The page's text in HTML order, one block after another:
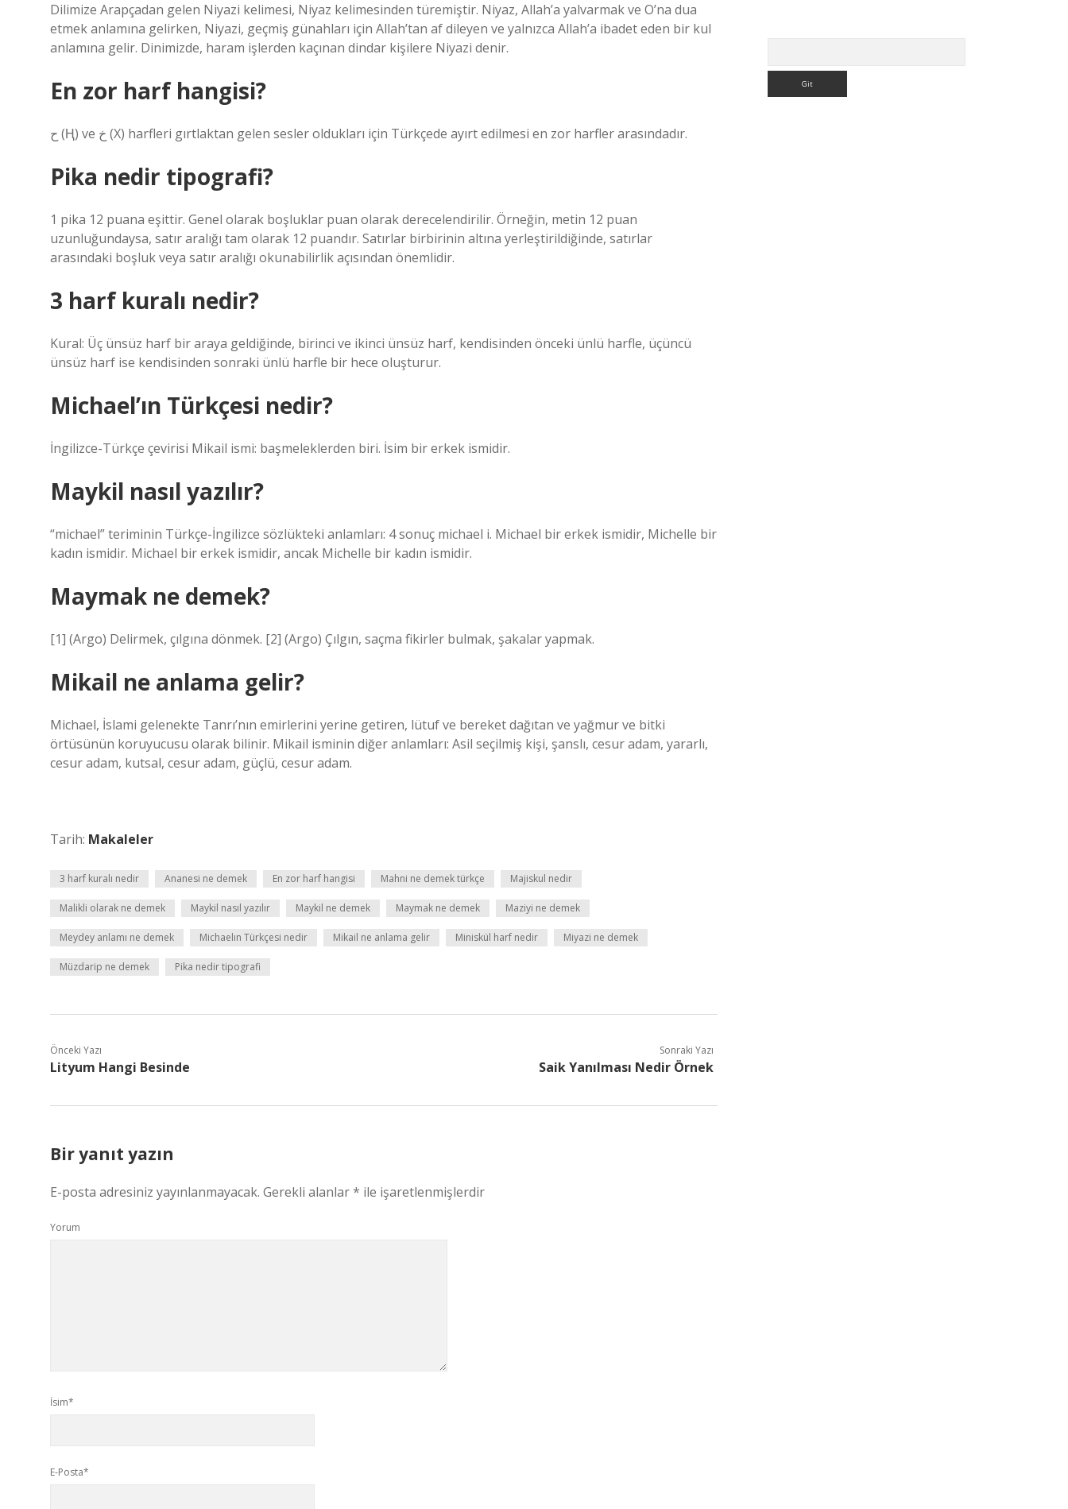
Dilimize Arapçadan gelen Niyazi kelimesi, Niyaz kelimesinden türemiştir. Niyaz, Allah’a yalvarmak ve O’na dua
etmek anlamına gelirken, Niyazi, geçmiş günahları için Allah’tan af dileyen ve yalnızca Allah’a ibadet eden bir kul
anlamına gelir. Dinimizde, haram işlerden kaçınan dindar kişilere Niyazi denir.
En zor harf hangisi?
ح (Ⱨ) ve خ (X) harfleri gırtlaktan gelen sesler oldukları için Türkçede ayırt edilmesi en zor harfler arasındadır.
Pika nedir tipografi?
1 pika 12 puana eşittir. Genel olarak boşluklar puan olarak derecelendirilir. Örneğin, metin 12 puan
uzunluğundaysa, satır aralığı tam olarak 12 puandır. Satırlar birbirinin altına yerleştirildiğinde, satırlar
arasındaki boşluk veya satır aralığı okunabilirlik açısından önemlidir.
3 harf kuralı nedir?
Kural: Üç ​​ünsüz harf bir araya geldiğinde, birinci ve ikinci ünsüz harf, kendisinden önceki ünlü harfle, üçüncü
ünsüz harf ise kendisinden sonraki ünlü harfle bir hece oluşturur.
Michael’ın Türkçesi nedir?
İngilizce-Türkçe çevirisi Mikail ismi: başmeleklerden biri. İsim bir erkek ismidir.
Maykil nasıl yazılır?
“michael” teriminin Türkçe-İngilizce sözlükteki anlamları: 4 sonuç michael i. Michael bir erkek ismidir, Michelle bir
kadın ismidir. Michael bir erkek ismidir, ancak Michelle bir kadın ismidir.
Maymak ne demek?
[1] (Argo) Delirmek, çılgına dönmek. [2] (Argo) Çılgın, saçma fikirler bulmak, şakalar yapmak.
Mikail ne anlama gelir?
Michael, İslami gelenekte Tanrı’nın emirlerini yerine getiren, lütuf ve bereket dağıtan ve yağmur ve bitki
örtüsünün koruyucusu olarak bilinir. Mikail isminin diğer anlamları: Asil seçilmiş kişi, şanslı, cesur adam, yararlı,
cesur adam, kutsal, cesur adam, güçlü, cesur adam.
Tarih: Makaleler
3 harf kuralı nedir Ananesi ne demek En zor harf hangisi Mahni ne demek türkçe Majiskul nedir
Malikli olarak ne demek Maykil nasıl yazılır Maykil ne demek Maymak ne demek Maziyi ne demek
Meydey anlamı ne demek Michaelın Türkçesi nedir Mikail ne anlama gelir Miniskül harf nedir Miyazi ne demek
Müzdarip ne demek Pika nedir tipografi
Önceki Yazı
Lityum Hangi Besinde
Sonraki Yazı
Saik Yanılması Nedir Örnek
Bir yanıt yazın
E-posta adresiniz yayınlanmayacak. Gerekli alanlar* ile işaretlenmişlerdir
Yorum
İsim*
E-Posta*